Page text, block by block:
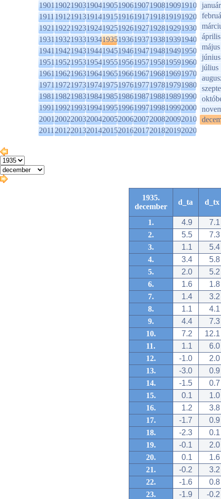
1901190219031904190519061907190819091910
1911191219131914191519161917191819191920
1921192219231924192519261927192819291930
1931193219331934193519361937193819391940
1941194219431944194519461947194819491950
1951195219531954195519561957195819591960
1961196219631964196519661967196819691970
1971197219731974197519761977197819791980
1981198219831984198519861987198819891990
1991199219931994199519961997199819992000
2001200220032004200520062007200820092010
2011201220132014201520162017201820192020
január
április
május
június
július
1935.
december
d_ta d_tx
1. 4.9
7.1
2.
5.5
7.3
3.
1.1
5.4
4.
3.4
5.8
5.
2.0
5.2
6.
1.6
1.8
7.
1.4
3.2
8.
1.1
4.1
9.
4.4
7.3
10.
7.2
12.1
11.
1.1
6.0
12.
-1.0
2.0
13.
-3.0
0.9
14.
-1.5
0.7
15.
0.1
1.0
16.
1.2
3.8
17.
-1.7
0.9
18.
-2.3
0.1
19.
-0.1
2.0
20.
0.1
1.6
21.
-0.2
3.2
22.
-1.6
0.8
23.
-1.9
-0.2